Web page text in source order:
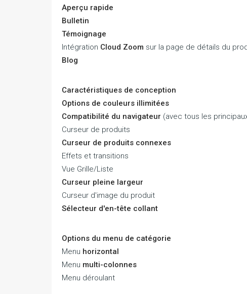
Aperçu rapide
Bulletin
Témoignage
Intégration Cloud Zoom sur la page de détails du
Blog
Caractéristiques de conception
Options de couleurs illimitées
Compatibilité du navigateur (avec tous les
Curseur de produits
Curseur de produits connexes
Effets et transitions
Vue Grille/Liste
Curseur pleine largeur
Curseur d'image du produit
Sélecteur d'en-tête collant
Options du menu de catégorie
Menu horizontal
Menu multi-colonnes
Menu déroulant